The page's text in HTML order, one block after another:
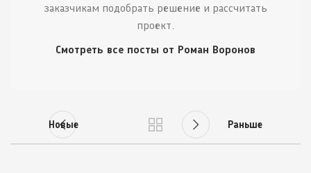
заказчикам подобрать решение и рассчитать
проект.
Смотреть все посты от Роман Воронов
Новые Раньше